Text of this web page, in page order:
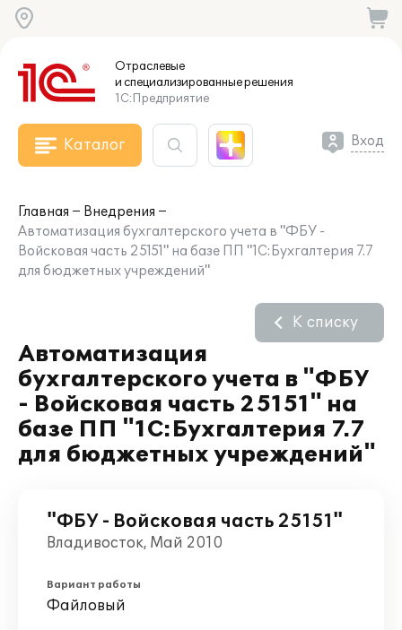
Отраслевые
и специализированныерешения
1С:Предприятие
Каталог Вход
Главная
Внедрения
Автоматизация бухгалтерского учета в "ФБУ -
Войсковая часть 25151" на базе ПП "1С:Бухгалтерия 7.7
для бюджетных учреждений"
Автоматизация
бухгалтерского учета в "ФБУ
- Войсковая часть 25151" на
базе ПП "1С:Бухгалтерия 7.7
для бюджетных учреждений"
К списку
"ФБУ - Войсковая часть 25151"
Владивосток, Май 2010
Вариант работы
Файловый